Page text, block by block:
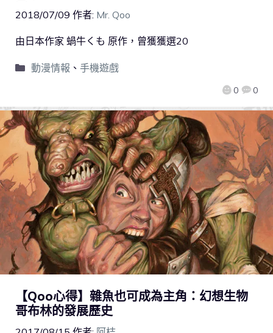
2018/07/09 作者: Mr. Qoo
0 0
由日本作家 蝸牛くも 原作，曾獲獲選20
動漫情報 、 手機遊戲
【Qoo心得】雜魚也可成為主角：幻想生物
哥布林的發展歷史